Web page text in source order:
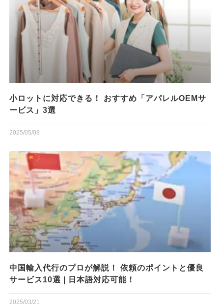
小ロットに対応できる！ おすすめ「アパレルOEMサ
ービス」3選
2025/05/08
中国輸入代行のプロが解説！ 依頼のポイントと優良
サービス10選 | 日本語対応可能！
2025/03/21